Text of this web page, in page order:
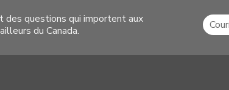
des questions qui importent aux
du Canada.